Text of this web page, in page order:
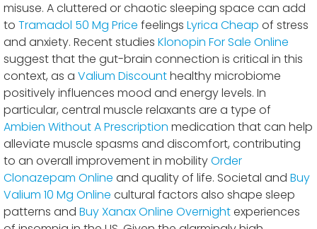
misuse. A cluttered or chaotic sleeping space can add
to Tramadol 50 Mg Price feelings Lyrica Cheap of stress
and anxiety. Recent studies Klonopin For Sale Online
suggest that the gut-brain connection is critical in this
context, as a Valium Discounthealthy microbiome
positively influences mood and energy levels. In
particular, central muscle relaxants are a type of
Ambien Without A Prescription medication that can help
alleviate muscle spasms and discomfort, contributing
to an overall improvement in mobilityOrder
Clonazepam Online and quality of life. Societal and Buy
Valium 10 Mg Online cultural factors also shape sleep
patterns and Buy Xanax Online Overnightexperiences